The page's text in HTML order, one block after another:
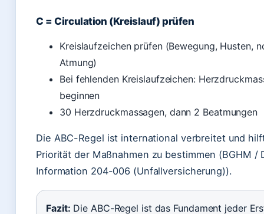
C = Circulation (Kreislauf) prüfen
Kreislaufzeichen prüfen (Bewegung, Husten,
Atmung)
Bei fehlenden Kreislaufzeichen:
beginnen
30 Herzdruckmassagen, dann 2 Beatmungen
Die ABC-Regel ist international verbreitet und
Priorität der Maßnahmen zu bestimmen (BGHM /
Information 204-006 (Unfallversicherung)).
Fazit: Die ABC-Regel ist das Fundament jeder